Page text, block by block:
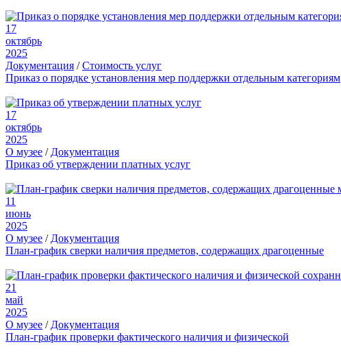
17
октябрь
2025
Документация /Стоимость услуг
Приказ о порядке установления мер поддержки отдельным категориям
17
октябрь
2025
О музее / Документация
Приказ об утверждении платных услуг
11
июнь
2025
О музее / Документация
План-график сверки наличия предметов, содержащих драгоценные
21
май
2025
О музее / Документация
План-график проверки фактического наличия и физической